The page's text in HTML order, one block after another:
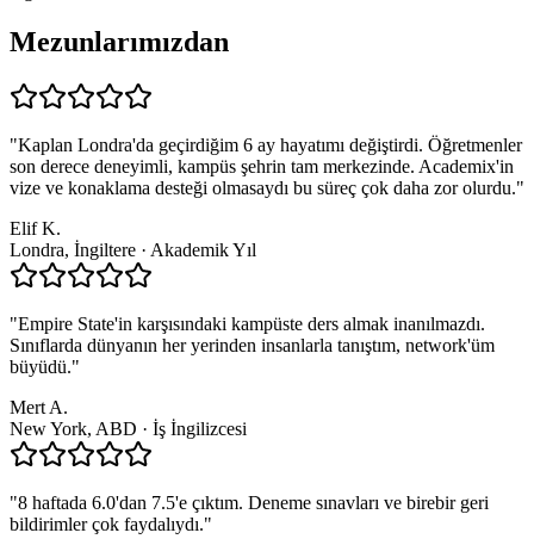
Mezunlarımızdan
"Kaplan Londra'da geçirdiğim 6 ay hayatımı değiştirdi. Öğretmenler
son derece deneyimli, kampüs şehrin tam merkezinde. Academix'in
vize ve konaklama desteği olmasaydı bu süreç çok daha zor olurdu."
Elif K.
Londra, İngiltere · Akademik Yıl
"Empire State'in karşısındaki kampüste ders almak inanılmazdı.
Sınıflarda dünyanın her yerinden insanlarla tanıştım, network'üm
büyüdü."
Mert A.
New York, ABD · İş İngilizcesi
"8 haftada 6.0'dan 7.5'e çıktım. Deneme sınavları ve birebir geri
bildirimler çok faydalıydı."